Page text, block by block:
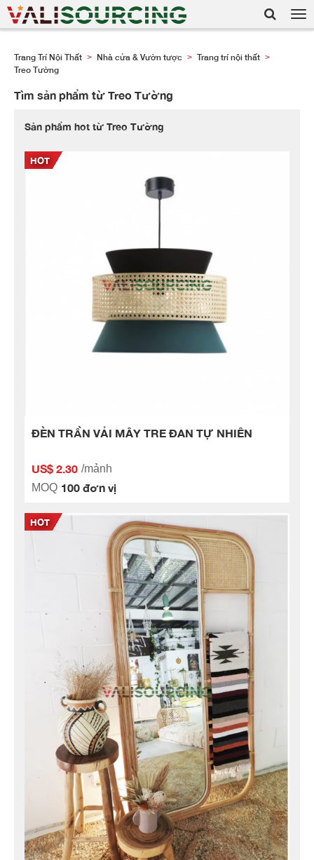
Trang Trí Nội Thất > Nhà cửa & Vườn tược > Trang trí nội thất >
Treo Tường
Tìm sản phẩm từ Treo Tường
Sản phẩm hot từ Treo Tường
ĐÈN TRẦN VẢI MÂY TRE ĐAN TỰ NHIÊN
US$ 2.30 /mảnh
MOQ 100 đơn vị